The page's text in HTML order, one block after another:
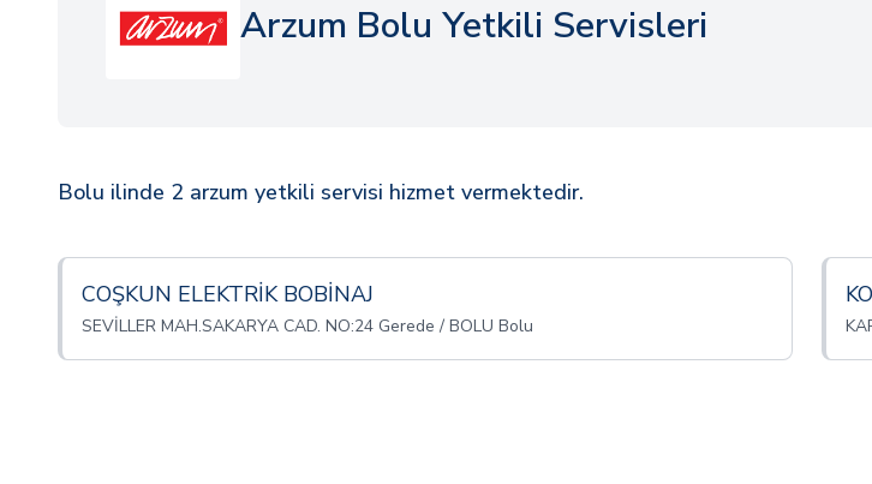
Arzum Bolu Yetkili Servisleri
Bolu ilinde 2 arzum yetkili servisi hizmet vermektedir.
COŞKUN ELEKTRİK BOBİNAJ
SEVİLLER MAH.SAKARYA CAD. NO:24 Gerede / BOLU Bolu